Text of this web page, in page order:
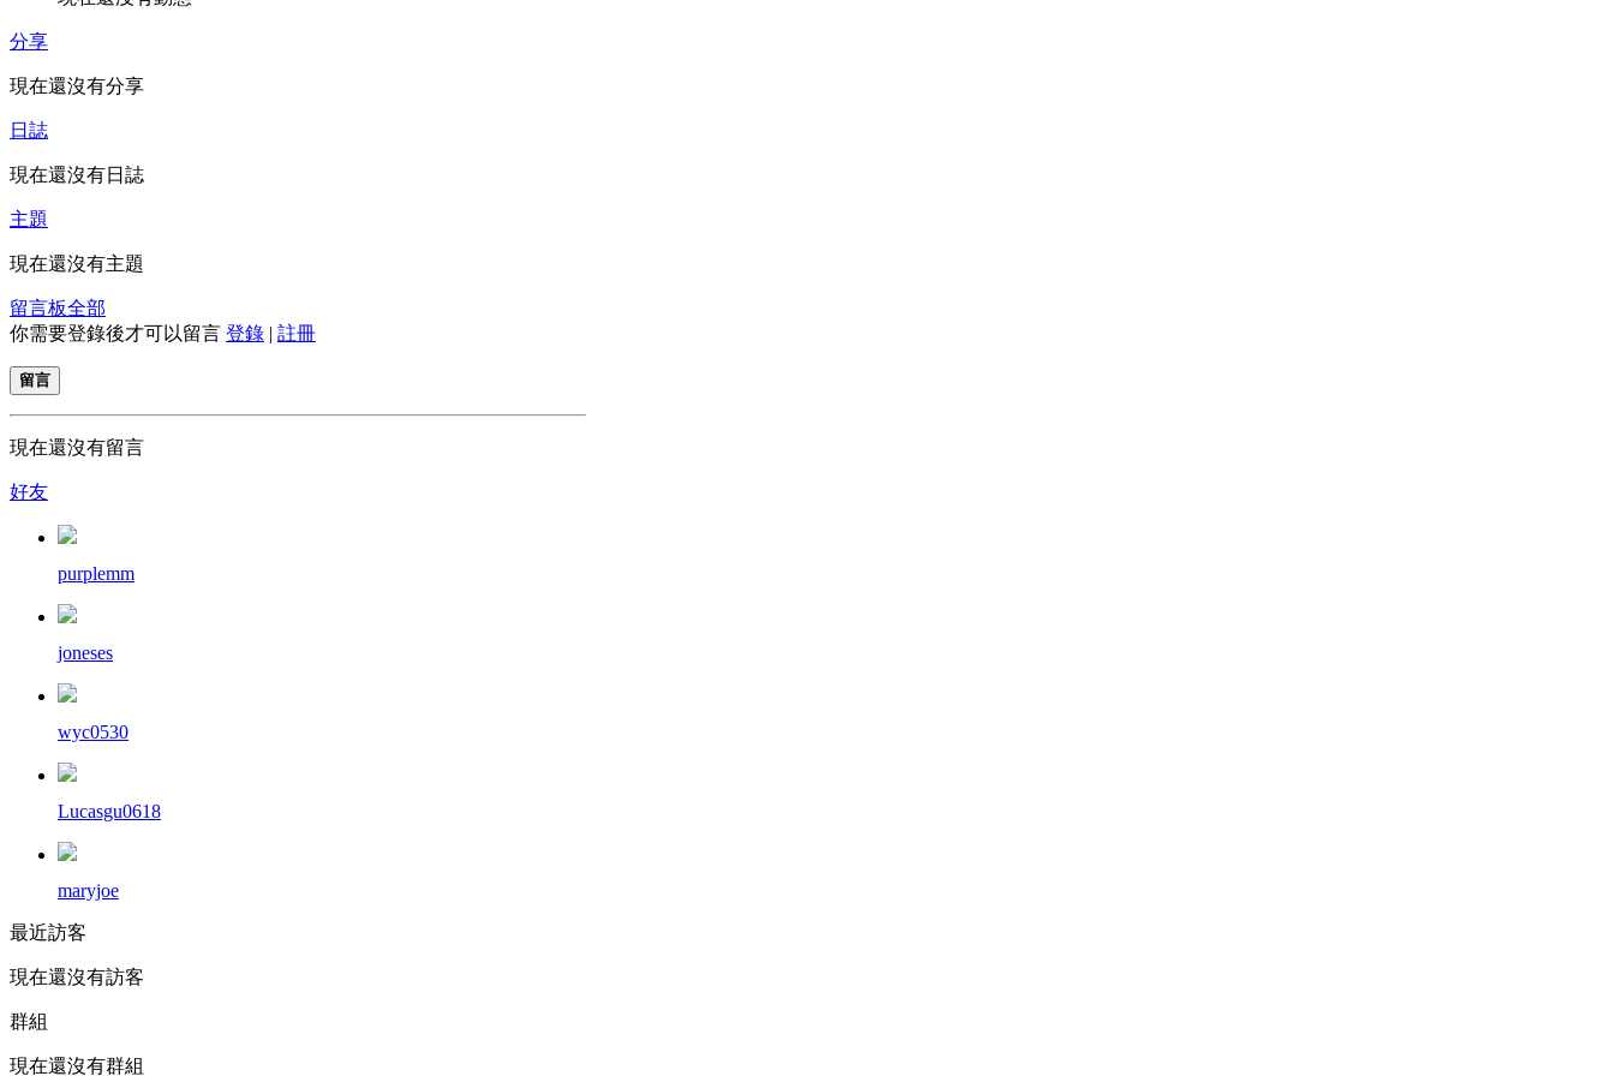
分享
現在還沒有分享
日誌
現在還沒有日誌
主題
現在還沒有主題
留言板全部
你需要登錄後才可以留言 登錄 | 註冊
留言
現在還沒有留言
好友
purplemm
joneses
wyc0530
Lucasgu0618
maryjoe
最近訪客
現在還沒有訪客
群組
現在還沒有群組